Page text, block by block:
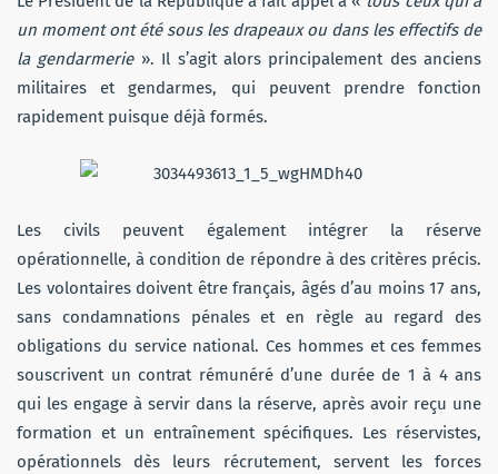
un moment ont été sous les drapeaux ou dans les effectifs de
la gendarmerie». Il s’agit alors principalement des anciens
militaires et gendarmes, qui peuvent prendre fonction
rapidement puisque déjà formés.
Les civils peuvent également intégrer la réserve
opérationnelle, à condition de répondre à des critères précis.
Les volontaires doivent être français, âgés d’au moins 17 ans,
sans condamnations pénales et en règle au regard des
obligations du service national. Ces hommes et ces femmes
souscrivent un contrat rémunéré d’une durée de 1 à 4 ans
qui les engage à servir dans la réserve, après avoir reçu une
formation et un entraînement spécifiques. Les réservistes,
opérationnels dès leurs récrutement, servent les forces